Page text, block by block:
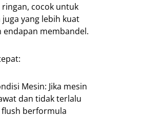
cocok untuk
yang lebih kuat
membandel.
Mesin: Jika mesin
dan tidak terlalu
flush berformula